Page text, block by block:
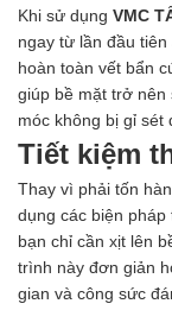
Pha sơn nước
Pha sơn epoxy
Pha sơn dầu
Pha sơn tĩnh điện
Dung môi khác
HƯƠNG LIỆU TINH
HÓA CHẤT CÔNG
Axit
Hóa chất khác
Kiềm
Muối
Kim loại màu
Khi sử dụng VMC
ngay từ lần đầu
hoàn toàn vết bẩn
giúp bề mặt trở nên
móc không bị gỉ sét
Tiết kiệm
Thay vì phải tốn
dụng các biện
bạn chỉ cần xịt lên
trình này đơn giản
gian và công sức